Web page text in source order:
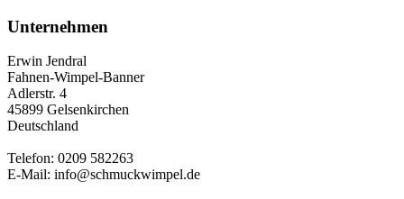
Unternehmen
Erwin Jendral
Fahnen-Wimpel-Banner
Adlerstr. 4
45899 Gelsenkirchen
Deutschland
Telefon: 0209 582263
E-Mail: info@schmuckwimpel.de